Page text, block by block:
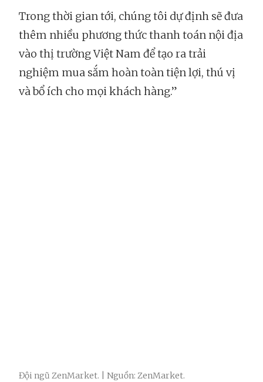
Trong thời gian tới, chúng tôi dự định sẽ đưa
thêm nhiều phương thức thanh toán nội địa
vào thị trường Việt Nam để tạo ra trải
nghiệm mua sắm hoàn toàn tiện lợi, thú vị
và bổ ích cho mọi khách hàng.”
Đội ngũ ZenMarket. | Nguồn: ZenMarket.